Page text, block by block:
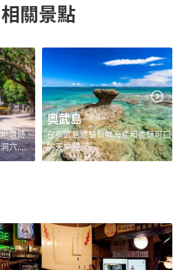
相關景點
酥可口
久米島
久米島上有著迷人的海灘、鬱鬱蔥
蔥的山林，以及受到保護的濕地和
古御城遺跡。您可以前往被碧藍海